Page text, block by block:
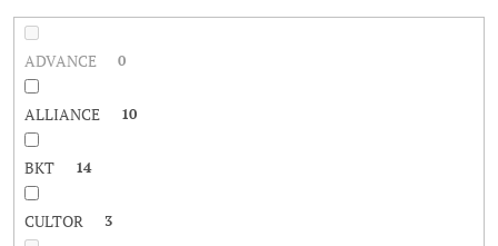
ADVANCE 0
ALLIANCE 10
BKT 14
CULTOR 3